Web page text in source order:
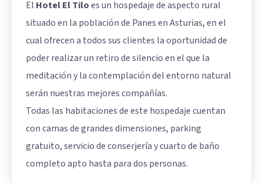
El Hotel El Tiloes un hospedaje de aspecto rural
situado en la población de Panes en Asturias, en el
cual ofrecen a todos sus clientes la oportunidad de
poder realizar un retiro de silencio en el que la
meditación y la contemplación del entorno natural
serán nuestras mejores compañías.
Todas las habitaciones de este hospedaje cuentan
con camas de grandes dimensiones, parking
gratuito, servicio de conserjería y cuarto de baño
completo apto hasta para dos personas.